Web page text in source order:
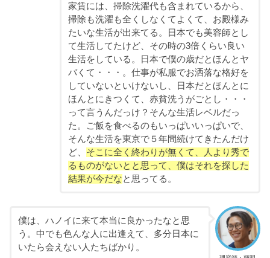
家賃には、掃除洗濯代も含まれているから、
掃除も洗濯も全くしなくてよくて、お殿様み
たいな生活が出来てる。日本でも美容師とし
て生活してたけど、その時の3倍くらい良い
生活をしている。日本で僕の歳だとほんとヤ
バくて・・・。仕事が私服でお洒落な格好を
していないといけないし、日本だとほんとに
ほんとにきつくて、赤貧洗うがごとし・・・
って言うんだっけ？そんな生活レベルだっ
た。ご飯を食べるのもいっぱいいっぱいで、
そんな生活を東京で５年間続けてきたんだけ
ど、 そこに全く終わりが無くて、人より秀で
るものがないとと思って、僕はそれを探した
結果が今だなと思ってる。
僕は、ハノイに来て本当に良かったなと思
う。中でも色んな人に出逢えて、多分日本に
いたら会えない人たちばかり。